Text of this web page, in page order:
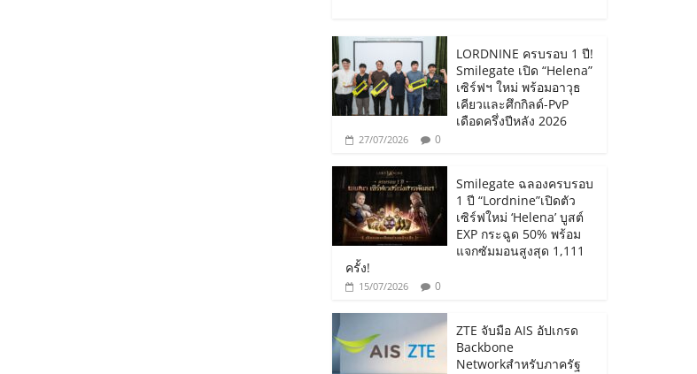
LORDNINE ครบรอบ 1 ปี!
Smilegate เปิด “Helena”
เซิร์ฟฯ ใหม่ พร้อมอาวุธ
เคียวและศึกกิลด์-PvP
เดือดครึ่งปีหลัง 2026
27/07/2026 0
Smilegate ฉลองครบรอบ
1 ปี “Lordnine”เปิดตัว
เซิร์ฟใหม่ ‘Helena’ บูสต์
EXP กระฉูด 50% พร้อม
แจกซัมมอนสูงสุด 1,111
ครั้ง!
15/07/2026 0
ZTE จับมือ AIS อัปเกรด
Backbone
Networkสำหรับภาครัฐ